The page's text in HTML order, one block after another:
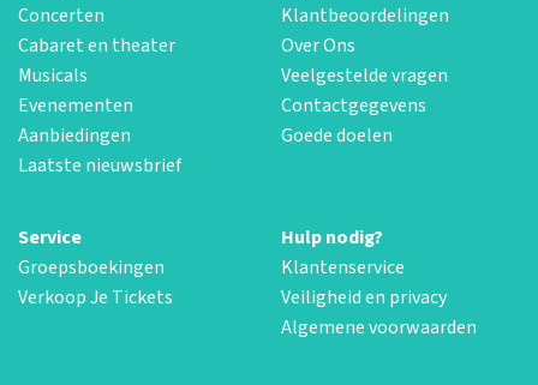
Concerten
Cabaret en theater
Musicals
Evenementen
Aanbiedingen
Laatste nieuwsbrief
Klantbeoordelingen
Over Ons
Veelgestelde vragen
Contactgegevens
Goede doelen
Service
Groepsboekingen
Verkoop Je Tickets
Hulp nodig?
Klantenservice
Veiligheid en privacy
Algemene voorwaarden